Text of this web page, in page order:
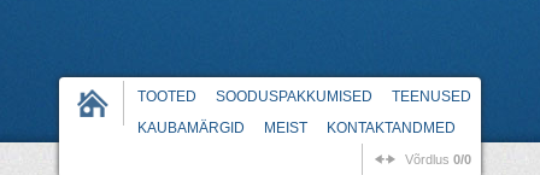
TOOTED SOODUSPAKKUMISED
TEENUSED
KAUBAMÄRGID
MEIST KONTAKTANDMED
Võrdlus 0/0